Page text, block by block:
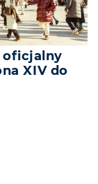
oficjalny
XIV do